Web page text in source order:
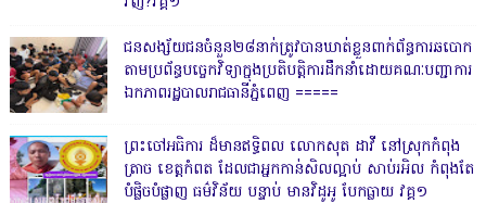
ជនសង្ស័យជនចំនួន២៨នាក់ត្រូវបានឃាត់ខ្លួនពាក់ព័ន្ធការឆបោក
តាមប្រព័ន្ធបច្ចេកវិទ្យាក្នុងប្រតិបត្តិការដឹកនាំដោយគណៈបញ្ជាការ
ឯកភាពរដ្ឋបាលរាជធានីភ្នំពេញ ‎=====
ព្រះចៅអធិការ ដ៏មានឥទ្ធិពល លោកសុត ដាវី នៅស្រុកកំពុង
ត្រាច ខេត្តកំពត ដែលជាអ្នកកាន់សិលល្អាប់ សាប់រអិល កំពុងតែ
បំផ្លិចបំផ្លាញ ធម៌វិន័យ បន្ទាប់ មានវិដូអូ បែកធ្លាយ វគ្គ១